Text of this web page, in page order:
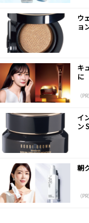
ウ
ョ
キ
に
（PR）
イ
ン
朝
（PR）